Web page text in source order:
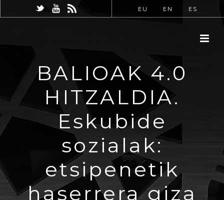
EU EN ES
BALIOAK 4.0
HITZALDIA.
Eskubide
sozialak:
etsipenetik
haserrera giza